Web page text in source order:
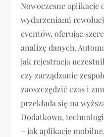
Nowoczesne aplikacje
wydarzeniami
eventów, oferując
analizę danych.
jak rejestracja
czy zarządzanie
zaoszczędzić czas i
przekłada się na
Dodatkowo,
– jak aplikacje